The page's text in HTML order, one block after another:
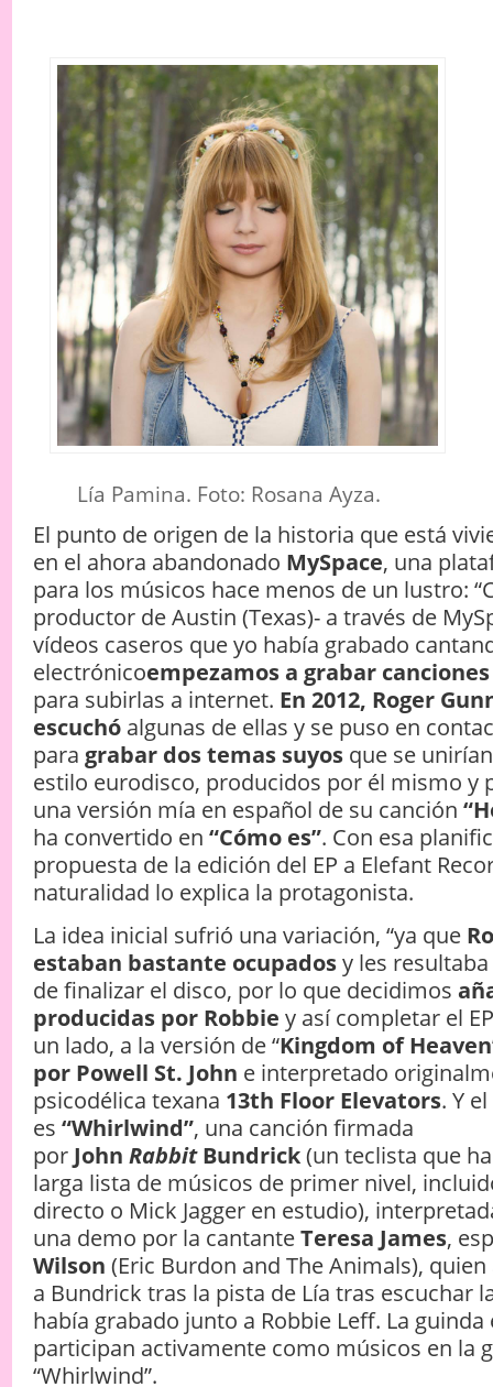
Lía Pamina. Foto: Rosana Ayza.
El punto de origen de la historia que está
en el ahora abandonado MySpace, una
para los músicos hace menos de un lustro:
productor de Austin (Texas)- a través de
vídeos caseros que yo había grabado
electrónicoempezamos a grabar
para subirlas a internet. En 2012, Roger
escuchó algunas de ellas y se puso en
para grabar dos temas suyosque se
estilo eurodisco, producidos por él mismo y
una versión mía en español de su canción
ha convertido en “Cómo es”. Con esa
propuesta de la edición del EP a Elefant
naturalidad lo explica la protagonista.
La idea inicial sufrió una variación, “ya que
estaban bastante ocupadosy les
de finalizar el disco, por lo que decidimos
producidas por Robbie y así completar el
un lado, a la versión de “Kingdom of
por Powell St. John e interpretado
psicodélica texana 13th Floor Elevators. Y
es “Whirlwind”, una canción firmada
por John RabbitBundrick(un teclista que
larga lista de músicos de primer nivel,
directo o Mick Jagger en estudio),
una demo por la cantanteTeresa James,
Wilson (Eric Burdon and The Animals),
a Bundrick tras la pista de Lía tras escuchar
había grabado junto a Robbie Leff. La
participan activamente como músicos en la
“Whirlwind”.